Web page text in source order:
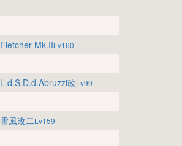
Fletcher Mk.IILv160
L.d.S.D.d.Abruzzi改Lv99
雪風改二Lv159